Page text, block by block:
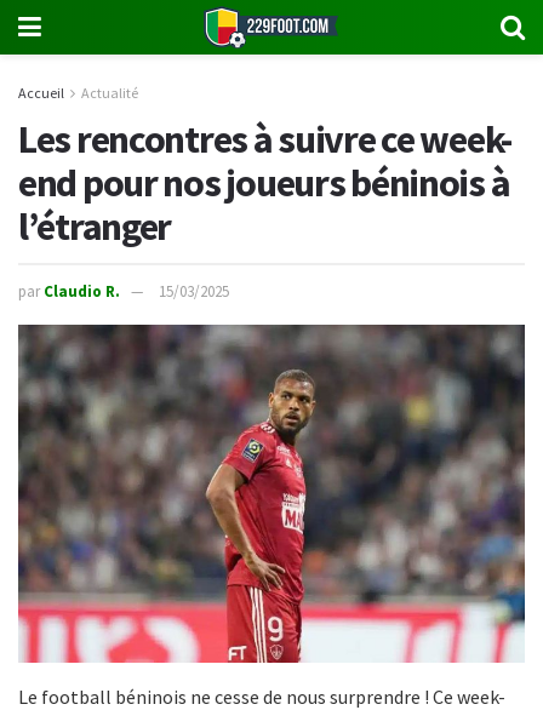
Accueil Actualité
Les rencontres à suivre ce week-
end pour nos joueurs béninois à
l’étranger
par Claudio R. 15/03/2025
Le football béninois ne cesse de nous surprendre ! Ce week-